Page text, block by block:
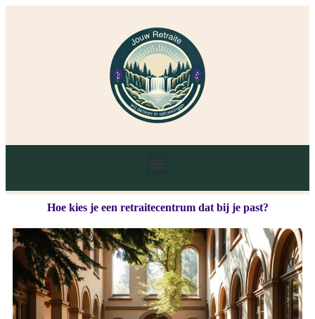
Hoe kies je een retraitecentrum dat bij je past?